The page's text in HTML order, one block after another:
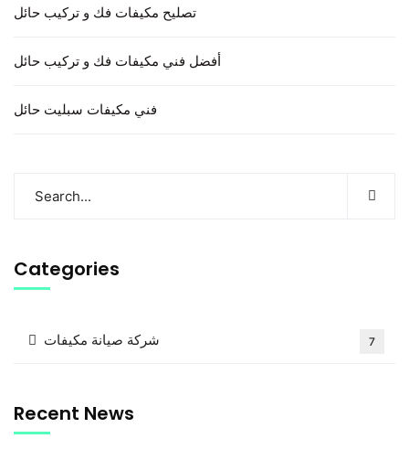
تصليح مكيفات فك و تركيب حائل
أفضل فني مكيفات فك و تركيب حائل
فني مكيفات سبليت حائل
Categories
شركة صيانة مكيفات 7
Recent News